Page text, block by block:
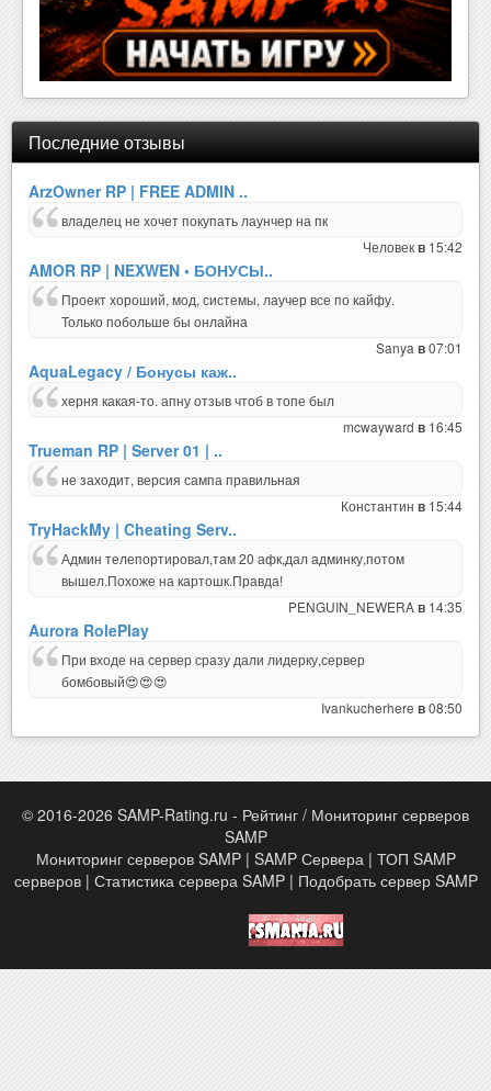
Последние отзывы
ArzOwner RP | FREE ADMIN ..
владелец не хочет покупать лаунчер на пк
Человекв 15:42
AMOR RP | NEXWEN • БОНУСЫ..
Проект хороший, мод, системы, лаучер все по кайфу.
Только побольше бы онлайна
Sanya в07:01
AquaLegacy / Бонусы каж..
херня какая-то. апну отзыв чтоб в топе был
mcwayward в 16:45
Trueman RP | Server 01 | ..
не заходит, версия сампа правильная
Константин в 15:44
TryHackMy | Cheating Serv..
Админ телепортировал,там 20 афк,дал админку,потом
вышел.Похоже на картошк.Правда!
PENGUIN_NEWERAв 14:35
Aurora RolePlay
При входе на сервер сразу дали лидерку,сервер
бомбовый😍😍😍
Ivankucherhere в08:50
© 2016-2026 SAMP-Rating.ru - Рейтинг / Мониторинг серверов
SAMP
Мониторинг серверов SAMP | SAMP Сервера | ТОП SAMP
серверов | Статистика сервера SAMP | Подобрать сервер SAMP